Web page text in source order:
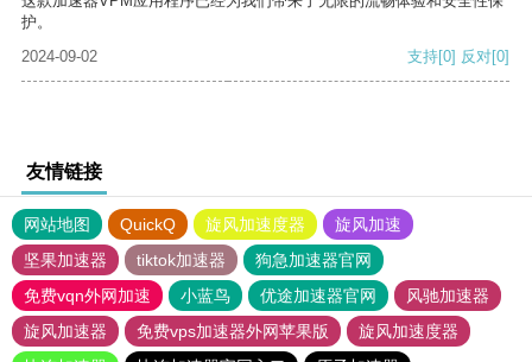
护。
2024-09-02
支持[0] 反对[0]
友情链接
网站地图 QuickQ 旋风加速度器
旋风加速
坚果加速器
tiktok加速器
狗急加速器官网
免费vqn外网加速
小蓝鸟 优途加速器官网
风驰加速器
旋风加速器
免费vps加速器外网苹果版
旋风加速度器